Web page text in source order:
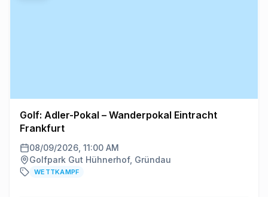
Golf: Adler-Pokal – Wanderpokal Eintracht
Frankfurt
08/09/2026, 11:00 AM
Golfpark Gut Hühnerhof, Gründau
WETTKAMPF